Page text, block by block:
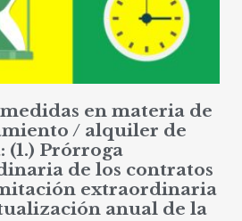
en materia de
/ alquiler de
(1.) Prórroga
de los contratos
extraordinaria
anual de la